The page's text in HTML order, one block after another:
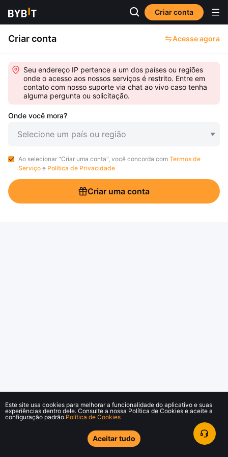
Criar conta
Criar conta Acesse agora
Seu endereço IP pertence a um dos países ou regiões
onde o acesso aos nossos serviços é restrito. Entre em
contato com nosso suporte via chat ao vivo caso tenha
alguma pergunta ou solicitação.
Onde você mora?
Selecione um país ou região
Ao selecionar "Criar uma conta", você concorda com Termos de
Serviço e Política de Privacidade
Criar uma conta
© 2018-2026 Bybit.com. Todos os direitos reservados.
Este site usa cookies para melhorar a funcionalidade do aplicativo e suas
experiências dentro dele. Consulte a nossa Política de Cookies e aceite a
configuração padrão.Política de Cookies
Aceitar tudo